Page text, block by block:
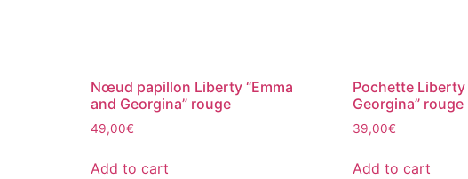
Nœud papillon Liberty “Emma
and Georgina” rouge
49,00€
Add to cart
Pochette Liberty
Georgina” rouge
39,00€
Add to cart